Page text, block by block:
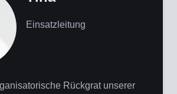
Einsatzleitung
Rückgrat unserer